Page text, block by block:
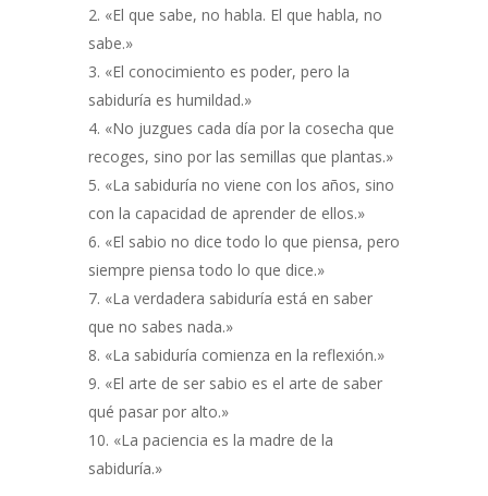
«El que sabe, no habla. El que habla, no
sabe.»
«El conocimiento es poder, pero la
sabiduría es humildad.»
«No juzgues cada día por la cosecha que
recoges, sino por las semillas que plantas.»
«La sabiduría no viene con los años, sino
con la capacidad de aprender de ellos.»
«El sabio no dice todo lo que piensa, pero
siempre piensa todo lo que dice.»
«La verdadera sabiduría está en saber
que no sabes nada.»
«La sabiduría comienza en la reflexión.»
«El arte de ser sabio es el arte de saber
qué pasar por alto.»
«La paciencia es la madre de la
sabiduría.»